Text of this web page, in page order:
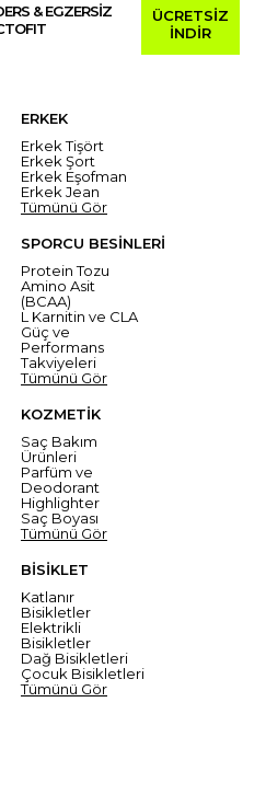
& EGZERSİZ
ÜCRETSİZ
İNDİR
ERKEK
Erkek Tişört
Erkek Şort
Erkek Eşofman
Erkek Jean
Tümünü Gör
SPORCU BESİNLERİ
Protein Tozu
Amino Asit
(BCAA)
L Karnitin ve CLA
Güç ve
Performans
Takviyeleri
Tümünü Gör
KOZMETİK
Saç Bakım
Ürünleri
Parfüm ve
Deodorant
Highlighter
Saç Boyası
Tümünü Gör
BİSİKLET
Katlanır
Bisikletler
Elektrikli
Bisikletler
Dağ Bisikletleri
Çocuk Bisikletleri
Tümünü Gör